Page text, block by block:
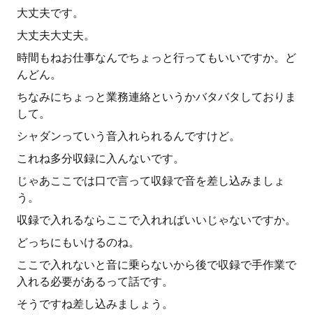
大丈夫です。
大丈夫大丈夫。
時間もねお仕事なんでちょっと行ってもいいですか。ど
んどん。
ちなみにちょっと業務連絡というかバタバタしておりま
して。
シャダンっていう音入れられるんですけど。
これね多分収録に入んないです。
じゃあここでは口で言って収録で音を差し込みましょ
う。
収録で入れるならここで入れればいいじゃないですか。
どっちにもいけるのね。
ここで入れないと音に乗らないから後で収録で手作業で
入れる必要があるって話です。
そうですね差し込みましょう。